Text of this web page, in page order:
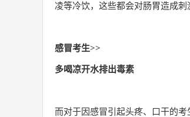
凌等冷饮，这些都会对肠胃造成刺
感冒考生>>
多喝凉开水排出毒素
而对于因感冒引起头疼、口干的考